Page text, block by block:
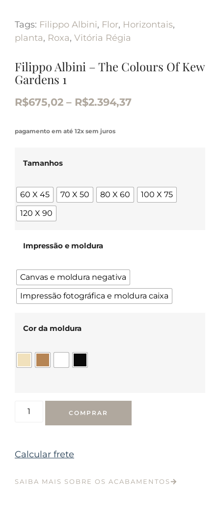
Tags: Filippo Albini, Flor, Horizontais,
planta, Roxa, Vitória Régia
Filippo Albini – The Colours Of Kew
Gardens 1
R$675,02 – R$2.394,37
pagamento em até 12x sem juros
Tamanhos
60 X 45 70 X 50 80 X 60
100 X 75
120 X 90
Impressão e moldura
Canvas e moldura negativa
Impressão fotográfica e moldura caixa
Cor da moldura
COMPRAR
Calcular frete
SAIBA MAIS SOBRE OS ACABAMENTOS